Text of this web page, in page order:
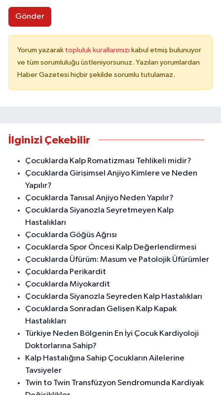
Gönder
Yorum yazarak topluluk kurallarımızı kabul etmiş bulunuyor
ve tüm sorumluluğu üstleniyorsunuz. Yazılan yorumlardan
Haber Gazetesi hiçbir şekilde sorumlu tutulamaz.
İlginizi Çekebilir
Çocuklarda Kalp Romatizması Tehlikeli midir?
Çocuklarda Girişimsel Anjiyo Kimlere ve Neden
Yapılır?
Çocuklarda Tanısal Anjiyo Neden Yapılır?
Çocuklarda Siyanozla Seyretmeyen Kalp
Hastalıkları
Çocuklarda Göğüs Ağrısı
Çocuklarda Spor Öncesi Kalp Değerlendirmesi
Çocuklarda Üfürüm: Masum ve Patolojik Üfürümler
Çocuklarda Perikardit
Çocuklarda Miyokardit
Çocuklarda Siyanozla Seyreden Kalp Hastalıkları
Çocuklarda Sonradan Gelişen Kalp Kapak
Hastalıkları
Türkiye Neden Bölgenin En İyi Çocuk Kardiyoloji
Doktorlarına Sahip?
Kalp Hastalığına Sahip Çocukların Ailelerine
Tavsiyeler
Twin to Twin Transfüzyon Sendromunda Kardiyak